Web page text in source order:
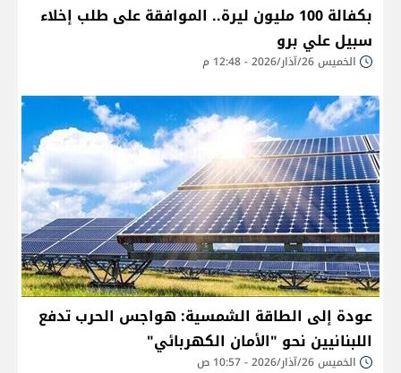
بكفالة 100 مليون ليرة.. الموافقة على طلب إخلاء
سبيل علي برو
الخميس 26/آذار/2026 - 12:48 م
عودة إلى الطاقة الشمسية: هواجس الحرب تدفع
اللبنانيين نحو "الأمان الكهربائي"
الخميس 26/آذار/2026 - 10:57 ص